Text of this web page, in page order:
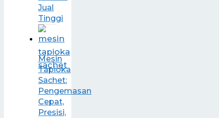
Jual
Tinggi
Mesin
Tapioka
Sachet:
Pengemasan
Cepat,
Presisi,